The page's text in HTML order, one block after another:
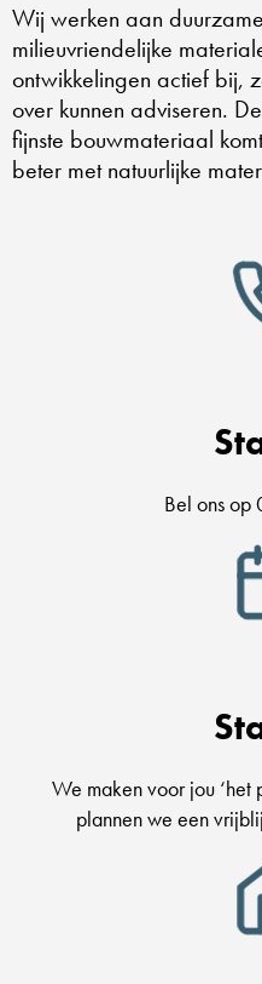
Wij werken aan
milieuvriendelijke
ontwikkelingen actief bij,
over kunnen adviseren.
fijnste bouwmateriaal
beter met natuurlijke
Bel ons op
We maken voor jou ‘het
plannen we een